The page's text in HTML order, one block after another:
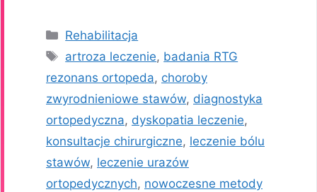
Kategorie
Rehabilitacja
Tagi
artroza leczenie, badania RTG
rezonans ortopeda, choroby
zwyrodnieniowe stawów, diagnostyka
ortopedyczna, dyskopatia leczenie,
konsultacje chirurgiczne, leczenie bólu
stawów, leczenie urazów
ortopedycznych, nowoczesne metody